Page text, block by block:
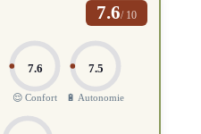
7.6/ 10
7.6
😌 Confort
7.5
🔋 Autonomie